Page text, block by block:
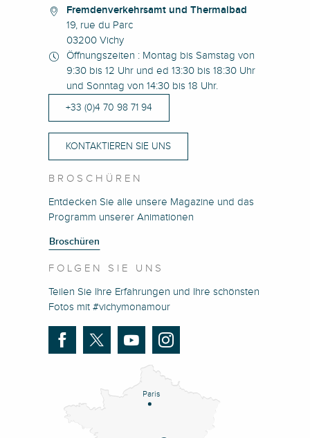
Fremdenverkehrsamt und Thermalbad
19, rue du Parc
03200 Vichy
Öffnungszeiten : Montag bis Samstag von
9:30 bis 12 Uhr und ed 13:30 bis 18:30 Uhr
und Sonntag von 14:30 bis 18 Uhr.
+33 (0)4 70 98 71 94
KONTAKTIEREN SIE UNS
BROSCHÜREN
Entdecken Sie alle unsere Magazine und das
Programm unserer Animationen
Broschüren
FOLGEN SIE UNS
Teilen Sie Ihre Erfahrungen und Ihre schönsten
Fotos mit #vichymonamour
Paris